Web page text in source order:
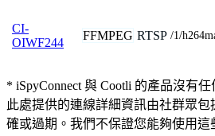
CI-
OIWF244
FFMPEG RTSP /1/
* iSpyConnect 與 Cootli 的產品沒有
此處提供的連線詳細資訊由社群眾
確或過期。我們不保證您能夠使用